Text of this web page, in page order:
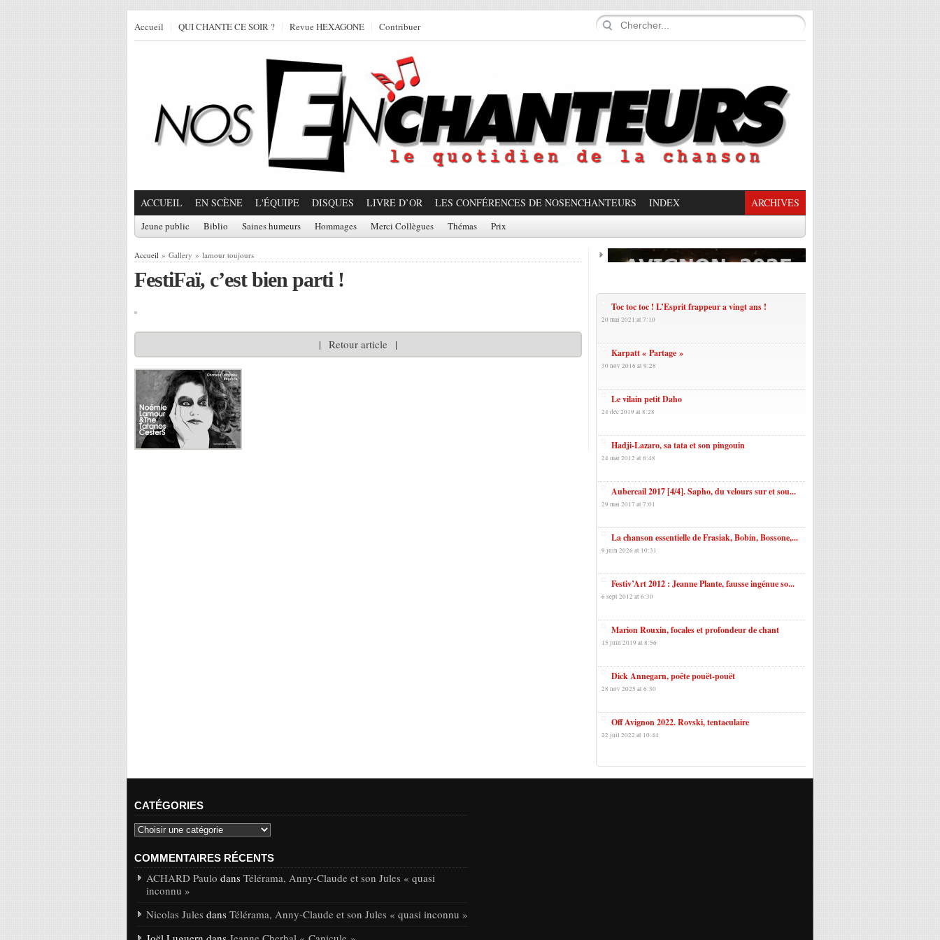
Accueil QUI CHANTE CE SOIR ? Revue HEXAGONE Contribuer
ACCUEIL EN SCÈNE L'ÉQUIPE DISQUES LIVRE D’OR LES CONFÉRENCES DE NOSENCHANTEURS INDEX ARCHIVES
Jeune public Biblio Saines humeurs Hommages Merci Collègues Thémas Prix
Accueil » Gallery » lamour toujours
FestiFaï, c’est bien parti !
| Retour article |
Toc toc toc ! L’Esprit frappeur a vingt ans !
20 mai 2021 at 7:10
Karpatt « Partage »
30 nov 2016 at 9:28
Le vilain petit Daho
24 déc 2019 at 8:28
Hadji-Lazaro, sa tata et son pingouin
24 mar 2012 at 6:48
Aubercail 2017 [4/4]. Sapho, du velours sur et sou...
29 mai 2017 at 7:01
La chanson essentielle de Frasiak, Bobin, Bossone,...
9 juin 2026 at 10:31
Festiv’Art 2012 : Jeanne Plante, fausse ingénue so...
6 sept 2012 at 6:30
Marion Rouxin, focales et profondeur de chant
15 juin 2019 at 8:56
Dick Annegarn, poête pouët-pouët
28 nov 2025 at 6:30
Off Avignon 2022. Rovski, tentaculaire
22 juil 2022 at 10:44
CATÉGORIES
COMMENTAIRES RÉCENTS
ACHARD Paulo dans Télérama, Anny-Claude et son Jules « quasi
inconnu »
Nicolas Jules dans Télérama, Anny-Claude et son Jules « quasi inconnu »